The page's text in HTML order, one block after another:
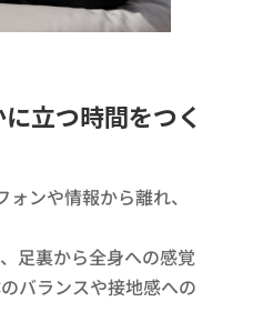
立つ時間をつく
ンや情報から離れ、
足裏から全身への感覚
バランスや接地感への